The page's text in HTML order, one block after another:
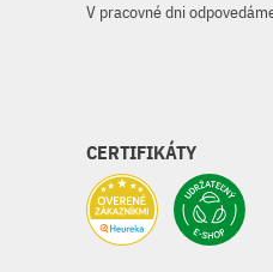
V pracovné dni
CERTIFIKÁTY